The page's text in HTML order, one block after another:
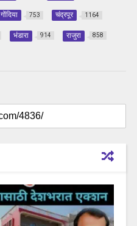
गोंदिया 753 चंद्रपूर 1164
भंडारा 914 राजुरा 858